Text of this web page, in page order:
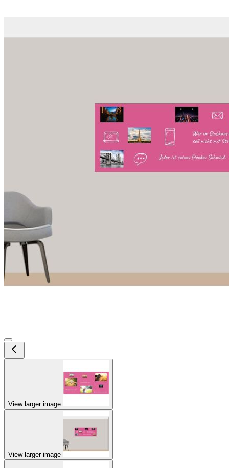
View larger image
View larger image